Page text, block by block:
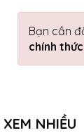
Bạn cần
chính thức
XEM NHIỀU